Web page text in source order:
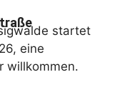
startet
eine
willkommen.